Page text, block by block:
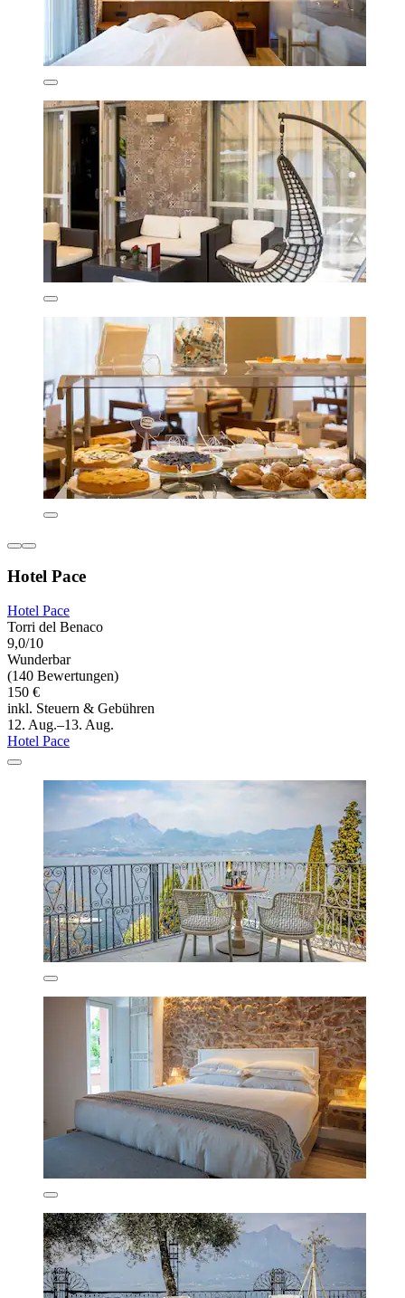
Hotel Pace
Hotel Pace
Torri del Benaco
9,0/10
Wunderbar
(140 Bewertungen)
150 €
inkl. Steuern & Gebühren
12. Aug.–13. Aug.
Hotel Pace